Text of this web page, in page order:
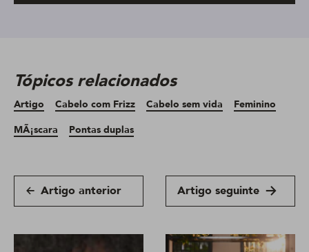
Tópicos relacionados
Artigo Cabelo com Frizz Cabelo sem vida
Feminino
MÃ¡scara
Pontas duplas
Artigo anterior Artigo seguinte